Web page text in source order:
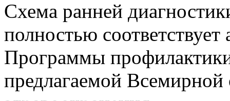
Схема ранней
полностью
Программы
предлагаемой Всемирной